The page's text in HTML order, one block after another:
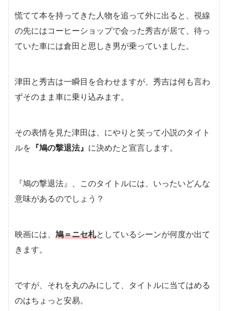
慌てて本を持ってきた人物を追って外に出ると、視線
の先にはコーヒーショップで会った秀吉が居て、待っ
ていた車には倉田と思しき男が乗っていました。
津田と秀吉は一瞬目を合わせますが、秀吉は何も言わ
ずそのまま車に乗り込みます。
その表情を見た津田は、にやりと笑って小説のタイト
ルを 『鳩の撃退法』 に決めたと宣言します。
『鳩の撃退法』、このタイトルには、いったいどんな
意味があるのでしょう？
映画には、 鳩＝ニセ札としているシーンが何度か出て
きます。
ですが、それを丸のみにして、タイトルに当てはめる
のはちょっと安易。